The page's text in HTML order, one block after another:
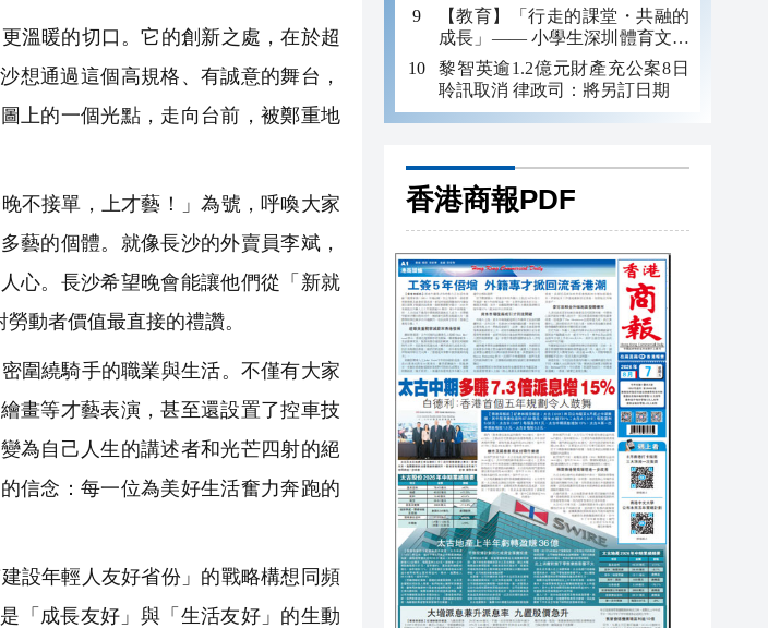
溫暖的切口。它的創新之處，在於超
通過這個高規格、有誠意的舞台，
上的一個光點，走向台前，被鄭重地
不接單，上才藝！」為號，呼喚大家
藝的個體。就像長沙的外賣員李斌，
心。長沙希望晚會能讓他們從「新就
動者價值最直接的禮讚。
圍繞騎手的職業與生活。不僅有大家
畫等才藝表演，甚至還設置了控車技
為自己人生的講述者和光芒四射的絕
信念：每一位為美好生活奮力奔跑的
設年輕人友好省份」的戰略構想同頻
成長友好」與「生活友好」的生動
【教育】「行走的課堂・共融的
成長」—— 小學生深圳體育文化
探索之旅
黎智英逾1.2億元財產充公案8日
聆訊取消 律政司：將另訂日期
香港商報PDF